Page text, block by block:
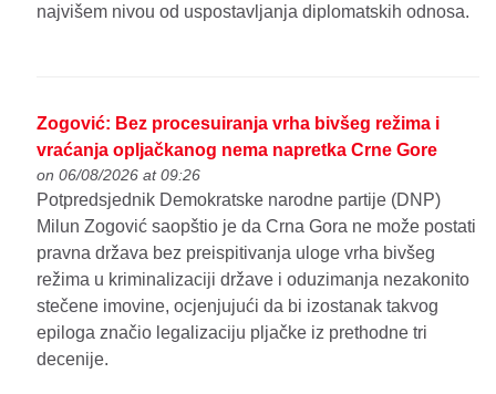
najvišem nivou od uspostavljanja diplomatskih odnosa.
Zogović: Bez procesuiranja vrha bivšeg režima i
vraćanja opljačkanog nema napretka Crne Gore
on 06/08/2026 at 09:26
Potpredsjednik Demokratske narodne partije (DNP)
Milun Zogović saopštio je da Crna Gora ne može postati
pravna država bez preispitivanja uloge vrha bivšeg
režima u kriminalizaciji države i oduzimanja nezakonito
stečene imovine, ocjenjujući da bi izostanak takvog
epiloga značio legalizaciju pljačke iz prethodne tri
decenije.